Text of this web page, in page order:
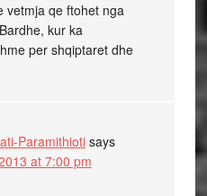
vetmja qe ftohet nga
kur ka
per shqiptaret dhe
Paramithioti says
at 7:00 pm